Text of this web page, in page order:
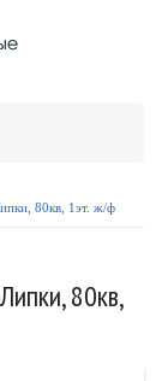
80кв, 1эт. ж/ф
80кв,